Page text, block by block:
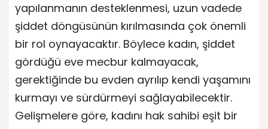
yapılanmanın desteklenmesi, uzun vadede
şiddet döngüsünün kırılmasında çok önemli
bir rol oynayacaktır. Böylece kadın, şiddet
gördüğü eve mecbur kalmayacak,
gerektiğinde bu evden ayrılıp kendi yaşamını
kurmayı ve sürdürmeyi sağlayabilecektir.
Gelişmelere göre, kadını hak sahibi eşit bir